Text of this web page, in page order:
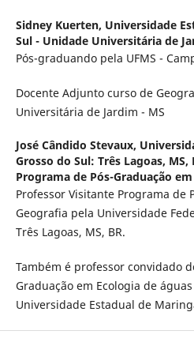
Sidney Kuerten, Universidade
Sul - Unidade Universitária de
Pós-graduando pela UFMS -
Docente Adjunto curso de
Universitária de Jardim - MS
José Cândido Stevaux,
Grosso do Sul: Três Lagoas,
Programa de Pós-Graduação
Professor Visitante Programa de
Geografia pela Universidade
Três Lagoas, MS, BR.
Também é professor convidado
Graduação em Ecologia de
Universidade Estadual de